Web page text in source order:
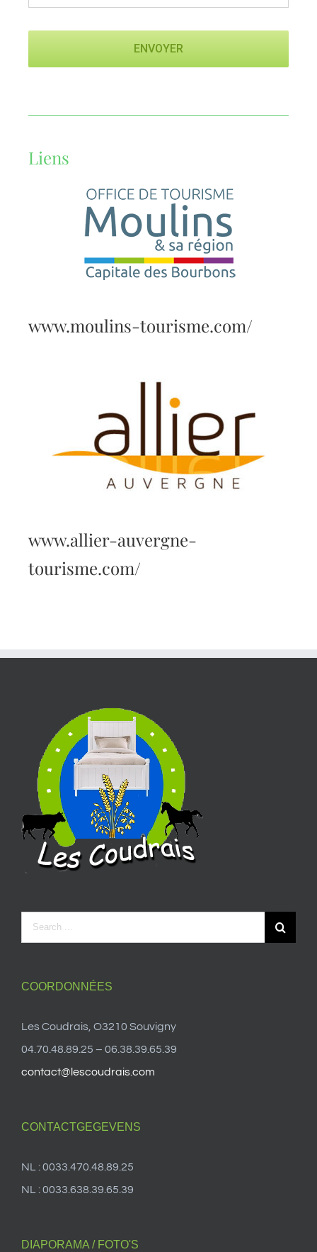
Liens
www.moulins-tourisme.com/
www.allier-auvergne-
tourisme.com/
COORDONNÉES
Les Coudrais, O3210 Souvigny
04.70.48.89.25 – 06.38.39.65.39
contact@lescoudrais.com
CONTACTGEGEVENS
NL : 0033.470.48.89.25
NL : 0033.638.39.65.39
DIAPORAMA / FOTO'S